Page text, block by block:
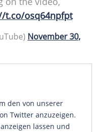
t.co/osq64npfpt
November 30,
den von unserer
Twitter anzuzeigen.
lassen und